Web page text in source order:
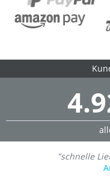
"schnelle